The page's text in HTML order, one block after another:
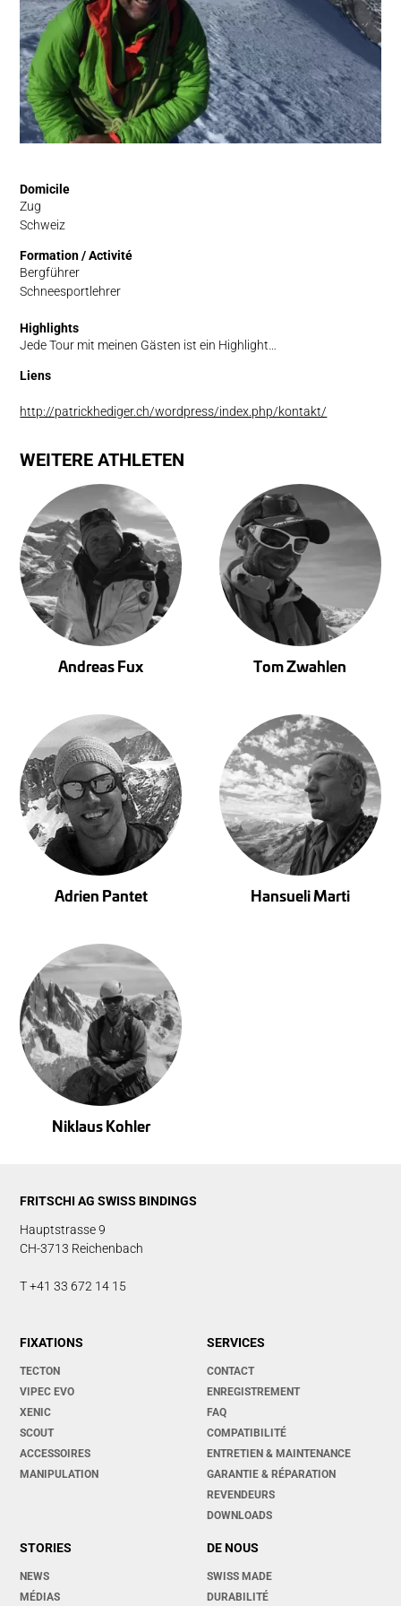
Domicile
Zug
Schweiz
Formation / Activité
Bergführer
Schneesportlehrer
Highlights
Jede Tour mit meinen Gästen ist ein Highlight…
Liens
http://patrickhediger.ch/wordpress/index.php/kontakt/
WEITERE ATHLETEN
Andreas Fux Tom Zwahlen
Adrien Pantet Hansueli Marti
Niklaus Kohler
FRITSCHI AG SWISS BINDINGS
Hauptstrasse 9
CH-3713 Reichenbach
T +41 33 672 14 15
FIXATIONS
TECTON
VIPEC EVO
XENIC
SCOUT
ACCESSOIRES
MANIPULATION
SERVICES
CONTACT
ENREGISTREMENT
FAQ
COMPATIBILITÉ
ENTRETIEN & MAINTENANCE
GARANTIE & RÉPARATION
REVENDEURS
DOWNLOADS
STORIES
NEWS
MÉDIAS
DE NOUS
SWISS MADE
DURABILITÉ